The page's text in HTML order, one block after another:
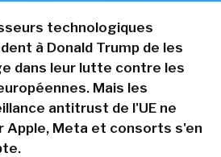
technologiques
à Donald Trump de les
dans leur lutte contre les
Mais les
antitrust de l'UE ne
Apple, Meta et consorts s'en